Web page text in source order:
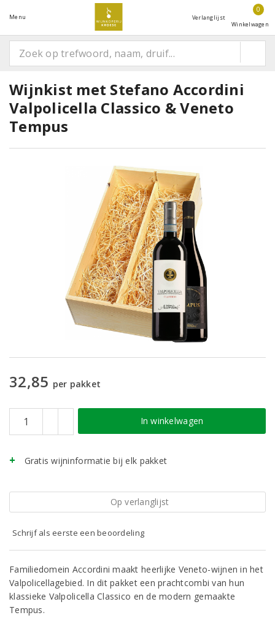
Menu Verlanglijst
0
Winkelwagen
Wijnkist met Stefano Accordini
Valpolicella Classico & Veneto
Tempus
32,85 per pakket
In winkelwagen
Gratis wijninformatie bij elk pakket
Op verlanglijst
Schrijf als eerste een beoordeling
Familiedomein Accordini maakt heerlijke Veneto-wijnen in het
Valpolicellagebied. In dit pakket een prachtcombi van hun
klassieke Valpolicella Classico en de modern gemaakte
Tempus.